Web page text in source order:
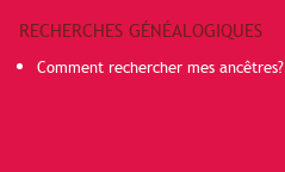
RECHERCHES GÉNÉALOGIQUES
Comment rechercher mes ancêtres?